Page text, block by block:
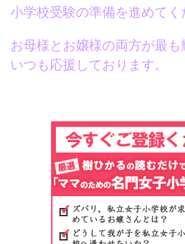
小学校受験の準備を進めてく
お母様とお嬢様の両方が最も
いつも応援しております。